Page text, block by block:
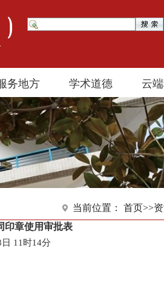
务地方 学术道德 云
当前位置： 首页>>
印章使用审批表
11时14分